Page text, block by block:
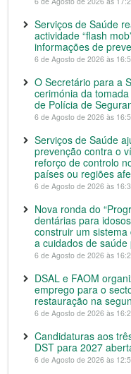
Serviços de Saúde
actividade “flash
informações de
6 de Agosto de 2026 às
O Secretário para a
cerimónia da
de Polícia de
6 de Agosto de 2026 às
Serviços de Saúde
prevenção contra o
reforço de controlo
países ou regiões
6 de Agosto de 2026 às
Nova ronda do
dentárias para
construir um sistema
a cuidados de saúde
6 de Agosto de 2026 às
DSAL e FAOM
emprego para o
restauração na
6 de Agosto de 2026 às
Candidaturas aos
DST para 2027
6 de Agosto de 2026 às